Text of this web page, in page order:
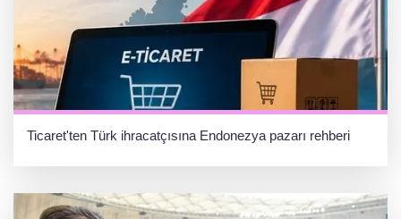
Ticaret'ten Türk ihracatçısına Endonezya pazarı rehberi